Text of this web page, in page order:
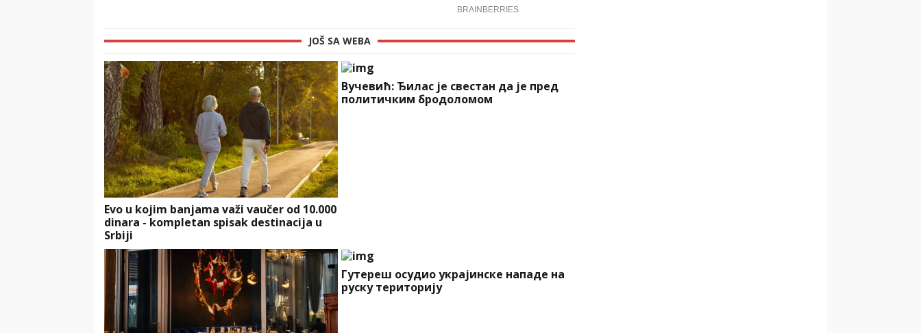
JOŠ SA WEBA
Evo u kojim banjama važi vaučer od 10.000
dinara - kompletan spisak destinacija u
Srbiji
Вучевић: Ђилас је свестан да је пред
политичким бродоломом
Гутереш осудио украјинске нападе на
руску територију